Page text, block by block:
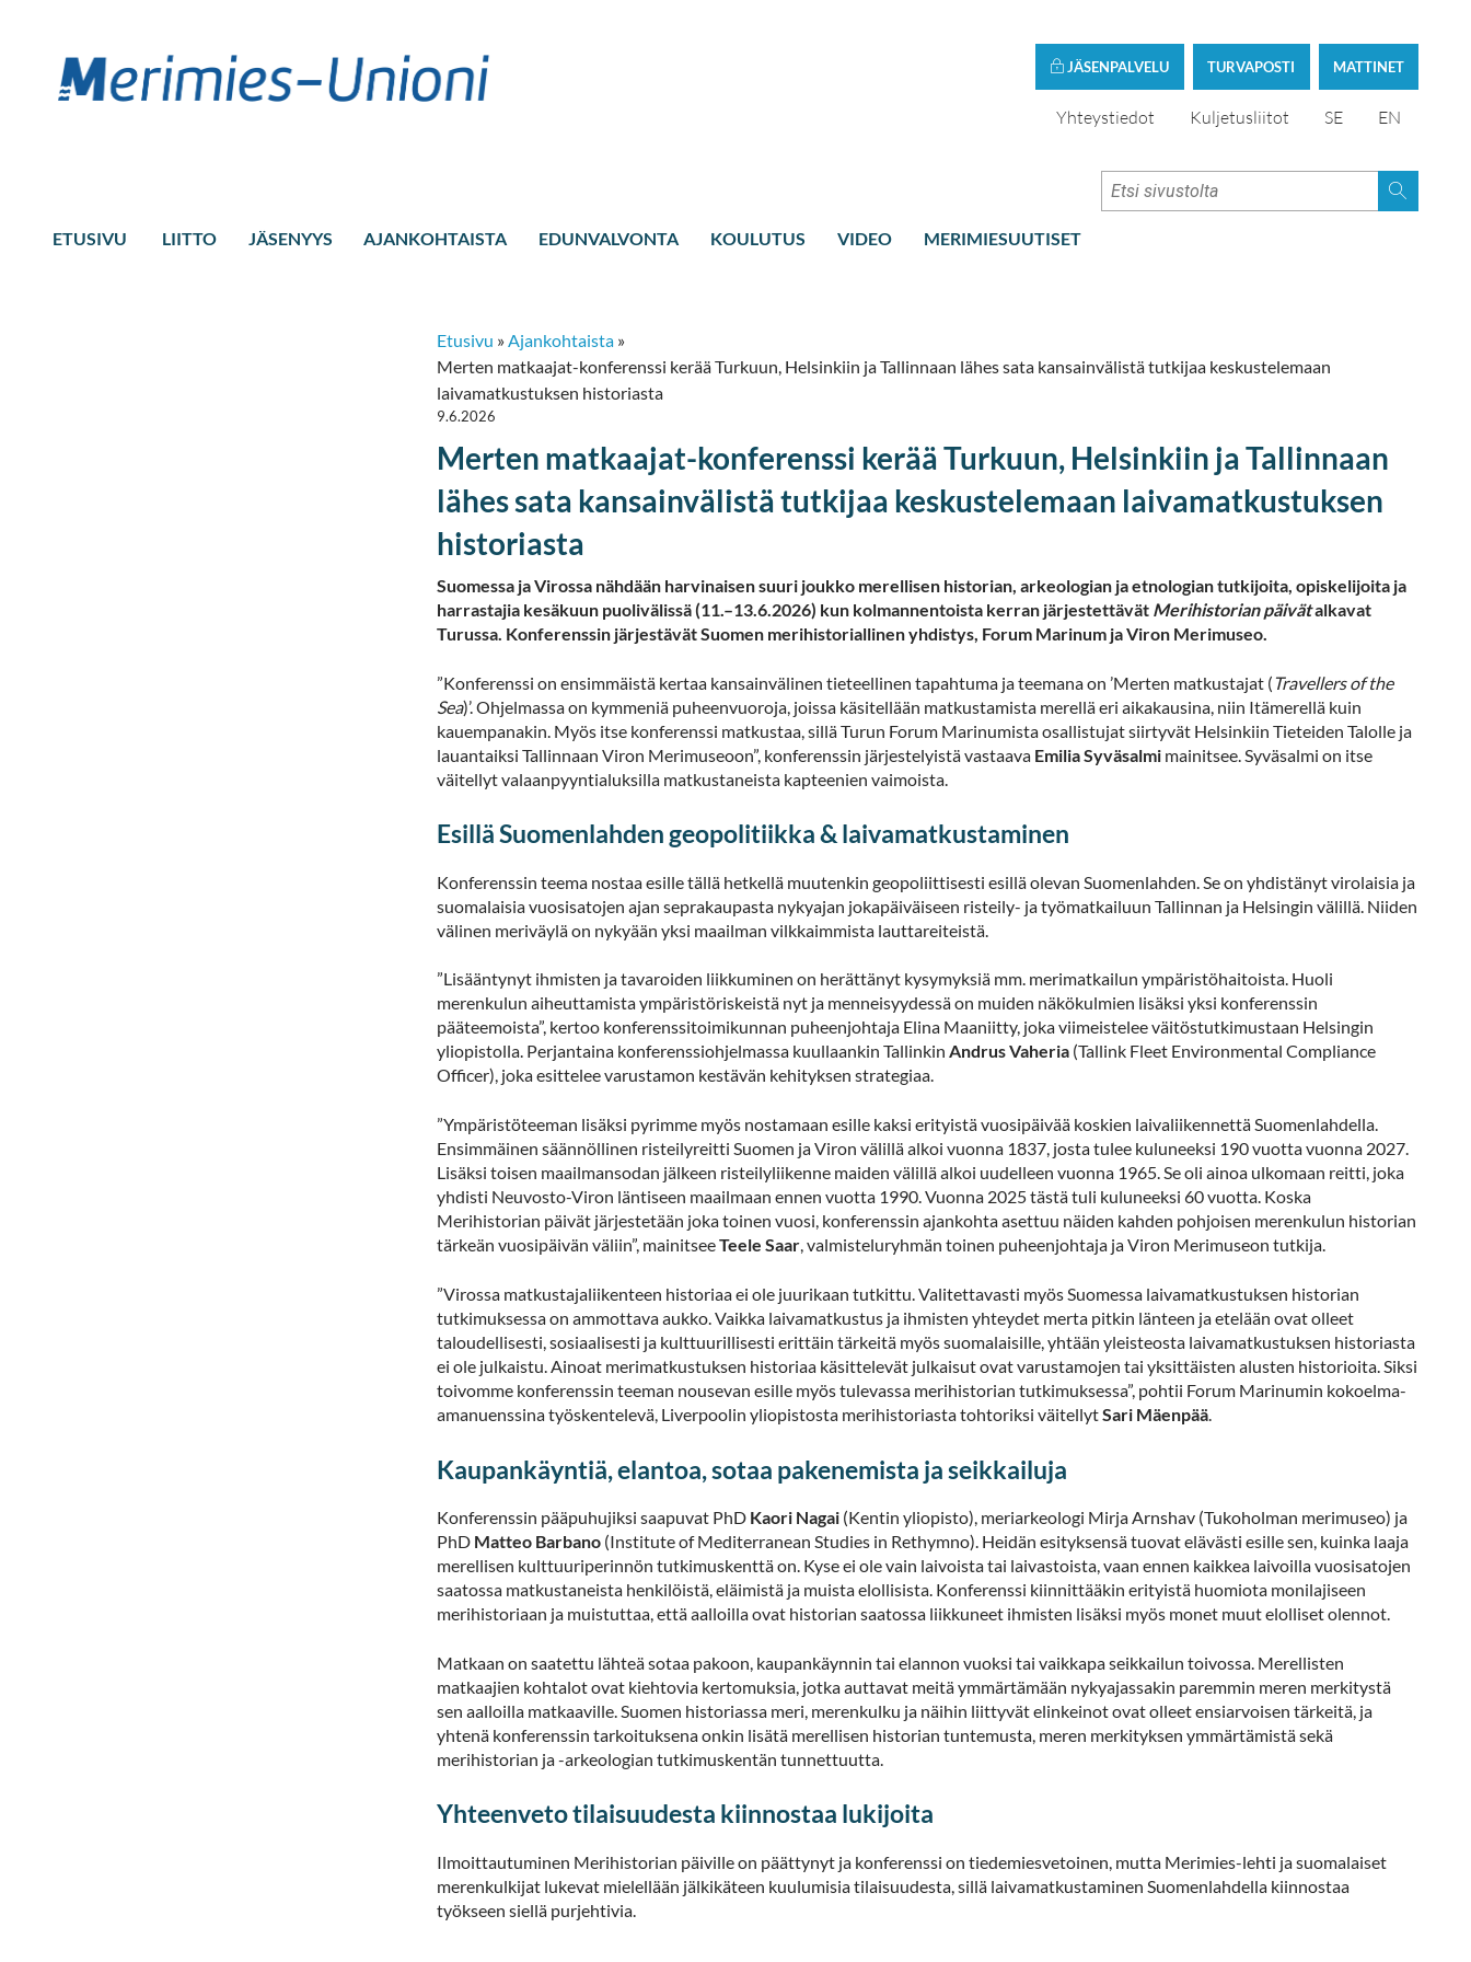
MATTINET
TURVAPOSTI
JÄSENPALVELU
Yhteystiedot Kuljetusliitot SE EN
ETUSIVU LIITTO JÄSENYYS AJANKOHTAISTA EDUNVALVONTA KOULUTUS VIDEO MERIMIESUUTISET
Etusivu »Ajankohtaista »
Merten matkaajat-konferenssi kerää Turkuun, Helsinkiin ja Tallinnaan lähes sata kansainvälistä tutkijaa keskustelemaan
laivamatkustuksen historiasta
9.6.2026
Merten matkaajat-konferenssi kerää Turkuun, Helsinkiin ja Tallinnaan
lähes sata kansainvälistä tutkijaa keskustelemaan laivamatkustuksen
historiasta
Suomessa ja Virossa nähdään harvinaisen suuri joukko merellisen historian, arkeologian ja etnologian tutkijoita, opiskelijoita ja
harrastajia kesäkuun puolivälissä (11.–13.6.2026) kun kolmannentoista kerran järjestettävät Merihistorian päivätalkavat
Turussa. Konferenssin järjestävät Suomen merihistoriallinen yhdistys, Forum Marinum ja Viron Merimuseo.
”Konferenssi on ensimmäistä kertaa kansainvälinen tieteellinen tapahtuma ja teemana on ’Merten matkustajat (Travellers of the
Sea)’. Ohjelmassa on kymmeniä puheenvuoroja, joissa käsitellään matkustamista merellä eri aikakausina, niin Itämerellä kuin
kauempanakin. Myös itse konferenssi matkustaa, sillä Turun Forum Marinumista osallistujat siirtyvät Helsinkiin Tieteiden Talolle ja
lauantaiksi Tallinnaan Viron Merimuseoon”, konferenssin järjestelyistä vastaava Emilia Syväsalmi mainitsee. Syväsalmi on itse
väitellyt valaanpyyntialuksilla matkustaneista kapteenien vaimoista.
Esillä Suomenlahden geopolitiikka & laivamatkustaminen
Konferenssin teema nostaa esille tällä hetkellä muutenkin geopoliittisesti esillä olevan Suomenlahden. Se on yhdistänyt virolaisia ja
suomalaisia vuosisatojen ajan seprakaupasta nykyajan jokapäiväiseen risteily- ja työmatkailuun Tallinnan ja Helsingin välillä. Niiden
välinen meriväylä on nykyään yksi maailman vilkkaimmista lauttareiteistä.
”Lisääntynyt ihmisten ja tavaroiden liikkuminen on herättänyt kysymyksiä mm. merimatkailun ympäristöhaitoista. Huoli
merenkulun aiheuttamista ympäristöriskeistä nyt ja menneisyydessä on muiden näkökulmien lisäksi yksi konferenssin
pääteemoista”, kertoo konferenssitoimikunnan puheenjohtaja Elina Maaniitty, joka viimeistelee väitöstutkimustaan Helsingin
yliopistolla. Perjantaina konferenssiohjelmassa kuullaankin TallinkinAndrus Vaheria (Tallink Fleet Environmental Compliance
Officer), joka esittelee varustamon kestävän kehityksen strategiaa.
”Ympäristöteeman lisäksi pyrimme myös nostamaan esille kaksi erityistä vuosipäivää koskien laivaliikennettä Suomenlahdella.
Ensimmäinen säännöllinen risteilyreitti Suomen ja Viron välillä alkoi vuonna 1837, josta tulee kuluneeksi 190 vuotta vuonna 2027.
Lisäksi toisen maailmansodan jälkeen risteilyliikenne maiden välillä alkoi uudelleen vuonna 1965. Se oli ainoa ulkomaan reitti, joka
yhdisti Neuvosto-Viron läntiseen maailmaan ennen vuotta 1990. Vuonna 2025 tästä tuli kuluneeksi 60 vuotta. Koska
Merihistorian päivät järjestetään joka toinen vuosi, konferenssin ajankohta asettuu näiden kahden pohjoisen merenkulun historian
tärkeän vuosipäivän väliin”, mainitseeTeele Saar, valmisteluryhmän toinen puheenjohtaja ja Viron Merimuseon tutkija.
”Virossa matkustajaliikenteen historiaa ei ole juurikaan tutkittu. Valitettavasti myös Suomessa laivamatkustuksen historian
tutkimuksessa on ammottava aukko. Vaikka laivamatkustus ja ihmisten yhteydet merta pitkin länteen ja etelään ovat olleet
taloudellisesti, sosiaalisesti ja kulttuurillisesti erittäin tärkeitä myös suomalaisille, yhtään yleisteosta laivamatkustuksen historiasta
ei ole julkaistu. Ainoat merimatkustuksen historiaa käsittelevät julkaisut ovat varustamojen tai yksittäisten alusten historioita. Siksi
toivomme konferenssin teeman nousevan esille myös tulevassa merihistorian tutkimuksessa”, pohtii Forum Marinumin kokoelma-
amanuenssina työskentelevä, Liverpoolin yliopistosta merihistoriasta tohtoriksi väitellytSari Mäenpää.
Kaupankäyntiä, elantoa, sotaa pakenemista ja seikkailuja
Konferenssin pääpuhujiksi saapuvat PhD Kaori Nagai (Kentin yliopisto), meriarkeologi Mirja Arnshav (Tukoholman merimuseo) ja
PhD Matteo Barbano (Institute of Mediterranean Studies in Rethymno). Heidän esityksensä tuovat elävästi esille sen, kuinka laaja
merellisen kulttuuriperinnön tutkimuskenttä on. Kyse ei ole vain laivoista tai laivastoista, vaan ennen kaikkea laivoilla vuosisatojen
saatossa matkustaneista henkilöistä, eläimistä ja muista elollisista. Konferenssi kiinnittääkin erityistä huomiota monilajiseen
merihistoriaan ja muistuttaa, että aalloilla ovat historian saatossa liikkuneet ihmisten lisäksi myös monet muut elolliset olennot.
Matkaan on saatettu lähteä sotaa pakoon, kaupankäynnin tai elannon vuoksi tai vaikkapa seikkailun toivossa. Merellisten
matkaajien kohtalot ovat kiehtovia kertomuksia, jotka auttavat meitä ymmärtämään nykyajassakin paremmin meren merkitystä
sen aalloilla matkaaville. Suomen historiassa meri, merenkulku ja näihin liittyvät elinkeinot ovat olleet ensiarvoisen tärkeitä, ja
yhtenä konferenssin tarkoituksena onkin lisätä merellisen historian tuntemusta, meren merkityksen ymmärtämistä sekä
merihistorian ja -arkeologian tutkimuskentän tunnettuutta.
Yhteenveto tilaisuudesta kiinnostaa lukijoita
Ilmoittautuminen Merihistorian päiville on päättynyt ja konferenssi on tiedemiesvetoinen, mutta Merimies-lehti ja suomalaiset
merenkulkijat lukevat mielellään jälkikäteen kuulumisia tilaisuudesta, sillä laivamatkustaminen Suomenlahdella kiinnostaa
työkseen siellä purjehtivia.